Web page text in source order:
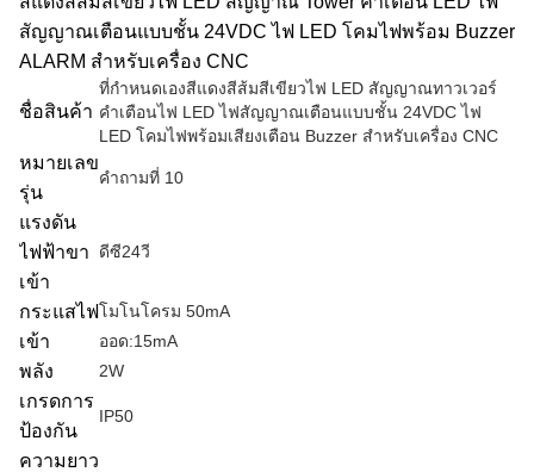
สัญญาณเตือนแบบชั้น 24VDC ไฟ LED โคมไฟพร้อม Buzzer
ALARM สำหรับเครื่อง CNC
ชื่อสินค้า
ที่กำหนดเองสีแดงสีส้มสีเขียวไฟ LED สัญญาณทาวเวอร์
คำเตือนไฟ LED ไฟสัญญาณเตือนแบบชั้น 24VDC ไฟ
LED โคมไฟพร้อมเสียงเตือน Buzzer สำหรับเครื่อง CNC
หมายเลข
รุ่น
คำถามที่ 10
แรงดัน
ไฟฟ้าขา
เข้า
ดีซี24วี
กระแสไฟ
เข้า
โมโนโครม 50mA
ออด:15mA
พลัง 2W
เกรดการ
ป้องกัน
IP50
ความยาว